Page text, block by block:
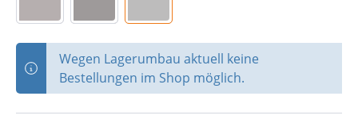
Wegen Lagerumbau aktuell keine
Bestellungen im Shop möglich.